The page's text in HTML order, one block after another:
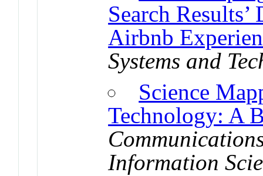
Search
Airbnb
Systems and
Science
Technology: A
Information